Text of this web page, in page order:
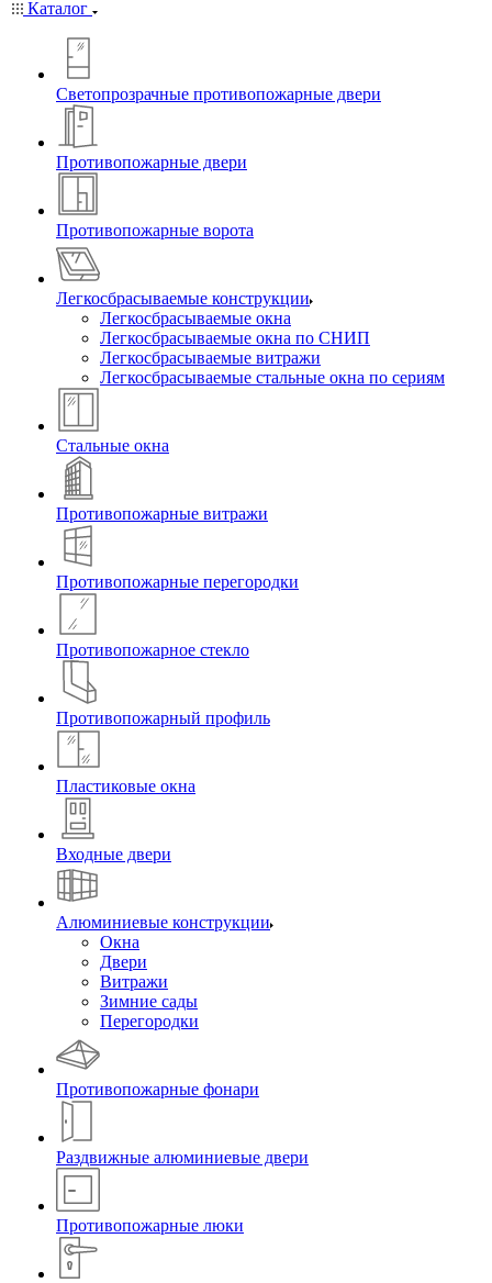
Каталог
Светопрозрачные противопожарные двери
Противопожарные двери
Противопожарные ворота
Легкосбрасываемые конструкции
Легкосбрасываемые окна
Легкосбрасываемые окна по СНИП
Легкосбрасываемые витражи
Легкосбрасываемые стальные окна по сериям
Стальные окна
Противопожарные витражи
Противопожарные перегородки
Противопожарное стекло
Противопожарный профиль
Пластиковые окна
Входные двери
Алюминиевые конструкции
Окна
Двери
Витражи
Зимние сады
Перегородки
Противопожарные фонари
Раздвижные алюминиевые двери
Противопожарные люки